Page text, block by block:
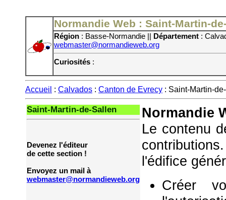
Normandie Web : Saint-Martin-
Région : Basse-Normandie || Département :
webmaster@normandieweb.org
Curiosités :
Accueil : Calvados : Canton de Evrecy : Saint-Martin-
Saint-Martin-de-Sallen
Devenez l'éditeur
de cette section !
Envoyez un mail à
webmaster@normandieweb.org
Normandie
Le contenu
l'édifice
Créer